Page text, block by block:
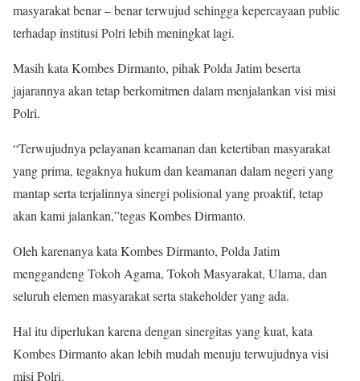
masyarakat benar – benar terwujud sehingga kepercayaan public
terhadap institusi Polri lebih meningkat lagi.
Masih kata Kombes Dirmanto, pihak Polda Jatim beserta
jajarannya akan tetap berkomitmen dalam menjalankan visi misi
Polri.
“Terwujudnya pelayanan keamanan dan ketertiban masyarakat
yang prima, tegaknya hukum dan keamanan dalam negeri yang
mantap serta terjalinnya sinergi polisional yang proaktif, tetap
akan kami jalankan,”tegas Kombes Dirmanto.
Oleh karenanya kata Kombes Dirmanto, Polda Jatim
menggandeng Tokoh Agama, Tokoh Masyarakat, Ulama, dan
seluruh elemen masyarakat serta stakeholder yang ada.
Hal itu diperlukan karena dengan sinergitas yang kuat, kata
Kombes Dirmanto akan lebih mudah menuju terwujudnya visi
misi Polri.